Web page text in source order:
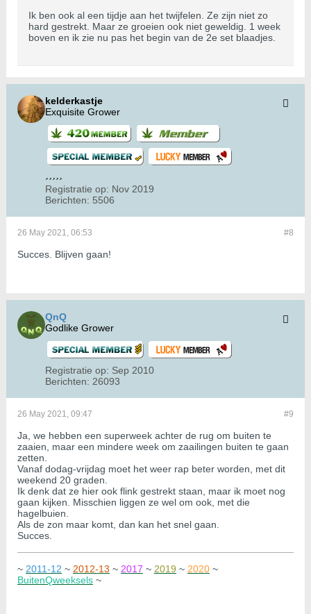
Ik ben ook al een tijdje aan het twijfelen. Ze zijn niet zo
hard gestrekt. Maar ze groeien ook niet geweldig. 1 week
boven en ik zie nu pas het begin van de 2e set blaadjes.
kelderkastje
Exquisite Grower
Registratie op: Nov 2019
Berichten: 5506
#8
26 May 2021, 06:53
Succes. Blijven gaan!
QnQ
Godlike Grower
Registratie op: Sep 2010
Berichten: 26093
#9
26 May 2021, 09:47
Ja, we hebben een superweek achter de rug om buiten te
zaaien, maar een mindere week om zaailingen buiten te gaan
zetten.
Vanaf dodag-vrijdag moet het weer rap beter worden, met dit
weekend 20 graden.
Ik denk dat ze hier ook flink gestrekt staan, maar ik moet nog
gaan kijken. Misschien liggen ze wel om ook, met die
hagelbuien.
Als de zon maar komt, dan kan het snel gaan.
Succes.
~ 2011-12 ~ 2012-13 ~ 2017 ~ 2019 ~ 2020 ~
BuitenQweeksels ~